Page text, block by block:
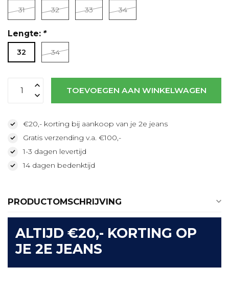
31 32 33 34
Lengte: *
32 34
TOEVOEGEN AAN WINKELWAGEN
€20,- korting bij aankoop van je 2e jeans
Gratis verzending v.a. €100,-
1-3 dagen levertijd
14 dagen bedenktijd
PRODUCTOMSCHRIJVING
ALTIJD €20,- KORTING OP
JE 2E JEANS